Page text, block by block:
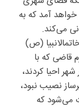
آمد که به
می‌کند.
(ص)
قاضی که با
احیا کردند،
نصیب نبود،
می‌شود که